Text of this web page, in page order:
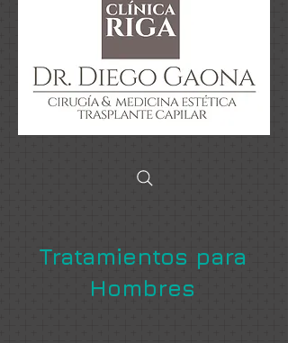
Tratamientos para
Hombres